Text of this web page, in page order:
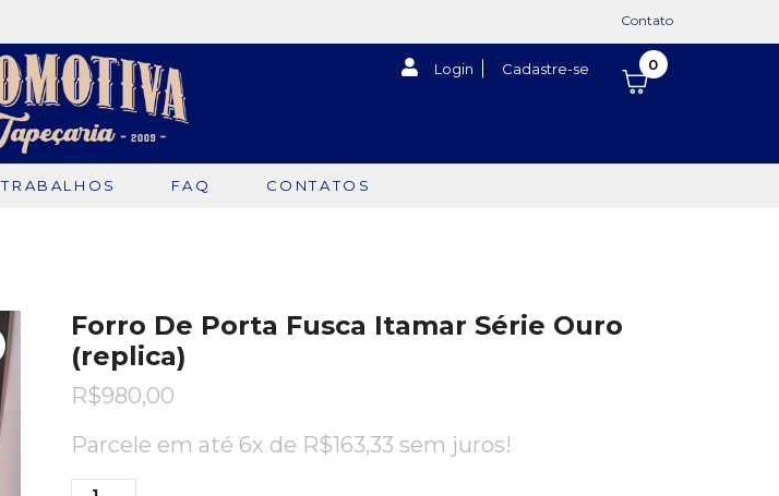
Contato
Login Cadastre-se 0
TRABALHOS FAQ CONTATOS
Forro De Porta Fusca Itamar Série Ouro
(replica)
R$980,00
Parcele em até 6x de R$163,33 sem juros!